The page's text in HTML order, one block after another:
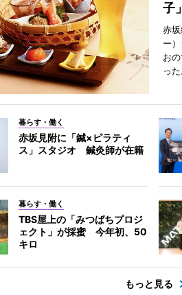
子」
赤
ー
お
った
暮らす・働く
赤坂見附に「鍼×ピラティ
ス」スタジオ 鍼灸師が在籍
暮らす・働く
TBS屋上の「みつばちプロジ
ェクト」が採蜜 今年初、50
キロ
もっと見る